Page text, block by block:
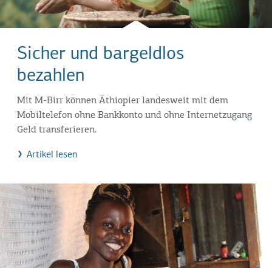
Sicher und bargeldlos
bezahlen
Mit M-Birr können Äthiopier landesweit mit dem
Mobiltelefon ohne Bankkonto und ohne Internetzugang
Geld transferieren.
Artikel lesen